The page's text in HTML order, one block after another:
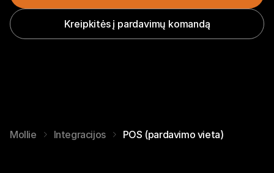
Kreipkitės į pardavimų komandą
Mollie Integracijos POS (pardavimo vieta)